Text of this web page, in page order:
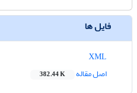
فایل ها
اصل مقاله
382.44 K